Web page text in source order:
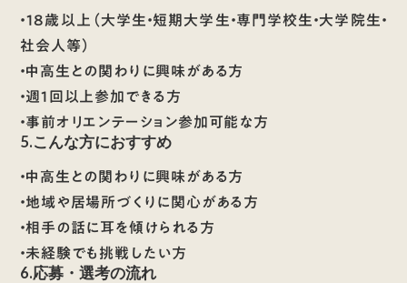
・18歳以上（大学生・短期大学生・専門学校生・大学院生・
社会人等）
・中高生との関わりに興味がある方
・週1回以上参加できる方
・事前オリエンテーション参加可能な方
5.こんな方におすすめ
・中高生との関わりに興味がある方
・地域や居場所づくりに関心がある方
・相手の話に耳を傾けられる方
・未経験でも挑戦したい方
6.応募・選考の流れ